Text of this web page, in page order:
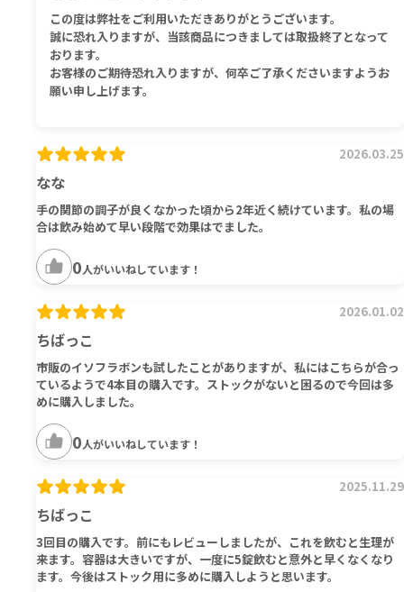
この度は弊社をご利用いただきありがとうございます。
誠に恐れ入りますが、当該商品につきましては取扱終了となって
おります。
お客様のご期待恐れ入りますが、何卒ご了承くださいますようお
願い申し上げます。
なな
2026.03.25
手の関節の調子が良くなかった頃から2年近く続けています。私の場
合は飲み始めて早い段階で効果はでました。
0人がいいねしています！
ちばっこ
2026.01.02
市販のイソフラボンも試したことがありますが、私にはこちらが合っ
ているようで4本目の購入です。ストックがないと困るので今回は多
めに購入しました。
0人がいいねしています！
ちばっこ
2025.11.29
3回目の購入です。前にもレビューしましたが、これを飲むと生理が
来ます。容器は大きいですが、一度に5錠飲むと意外と早くなくなり
ます。今後はストック用に多めに購入しようと思います。